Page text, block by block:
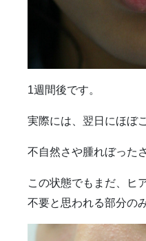
1週間後です。
実際には、翌日にほぼ
不自然さや腫れぼった
この状態でもまだ、ヒ
不要と思われる部分の